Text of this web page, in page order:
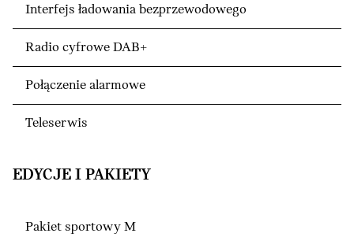
Interfejs ładowania bezprzewodowego
Radio cyfrowe DAB+
Połączenie alarmowe
Teleserwis
EDYCJE I PAKIETY
Pakiet sportowy M